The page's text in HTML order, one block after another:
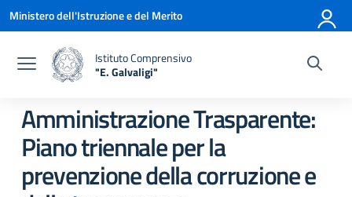
Vai ai contenuti
Vai al menu di navigazione
Vai al footer
Ministero dell'Istruzione e del Merito
Istituto Comprensivo
"E. Galvaligi"
— Visita la pagina iniziale della scuola
Amministrazione Trasparente:
Piano triennale per la
prevenzione della corruzione e